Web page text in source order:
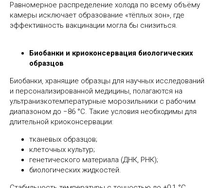
Равномерное распределение холода по всему объёму
камеры исключает образование «тёплых зон», где
эффективность вакцинации могла бы снизиться.
Биобанки и криоконсервация биологических
образцов
Биобанки, хранящие образцы для научных исследований
и персонализированной медицины, полагаются на
ультранизкотемпературные морозильники с рабочим
диапазоном до −86 °C. Такие условия необходимы для
длительной криоконсервации:
тканевых образцов;
клеточных культур;
генетического материала (ДНК, РНК);
биологических жидкостей.